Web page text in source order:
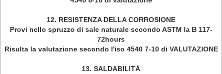
12. RESISTENZA DELLA CORROSIONE
Provi nello spruzzo di sale naturale secondo ASTM la B 117-
72hours
Risulta la valutazione secondo l'iso 4540 7-10 di VALUTAZIONE
13. SALDABILITÀ